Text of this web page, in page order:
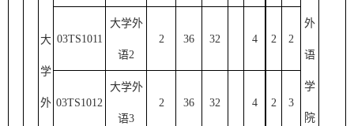
大
学
外
外
语
学
院
03TS1011
大学外
语2
2 36 32 4 2 2
03TS1012
大学外
语3
2 36 32 4 2 3